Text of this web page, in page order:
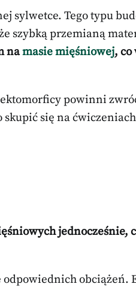
sylwetce. Tego typu
szybką przemianą
namasie mięśniowej, co
powinni
się na
jednocześnie,